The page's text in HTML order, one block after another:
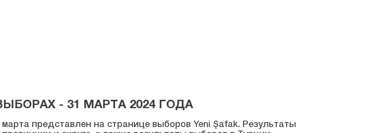
- 31 МАРТА 2024 ГОДА
представлен на странице выборов Yeni Şafak. Результаты